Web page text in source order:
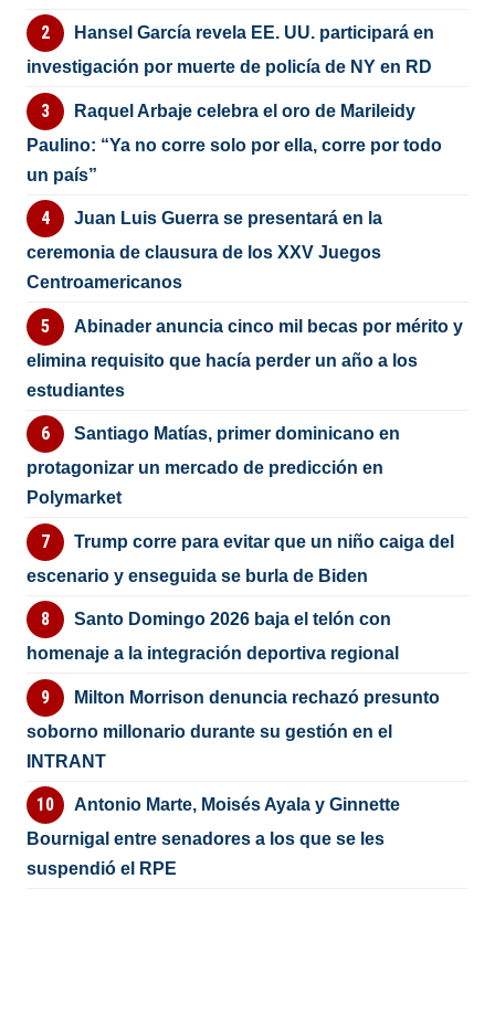
Hansel García revela EE. UU. participará en
investigación por muerte de policía de NY en RD
Raquel Arbaje celebra el oro de Marileidy
Paulino: “Ya no corre solo por ella, corre por todo
un país”
Juan Luis Guerra se presentará en la
ceremonia de clausura de los XXV Juegos
Centroamericanos
Abinader anuncia cinco mil becas por mérito y
elimina requisito que hacía perder un año a los
estudiantes
Santiago Matías, primer dominicano en
protagonizar un mercado de predicción en
Polymarket
Trump corre para evitar que un niño caiga del
escenario y enseguida se burla de Biden
Santo Domingo 2026 baja el telón con
homenaje a la integración deportiva regional
Milton Morrison denuncia rechazó presunto
soborno millonario durante su gestión en el
INTRANT
Antonio Marte, Moisés Ayala y Ginnette
Bournigal entre senadores a los que se les
suspendió el RPE